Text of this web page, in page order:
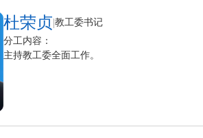
杜荣贞|教工委书记
分工内容：
主持教工委全面工作。